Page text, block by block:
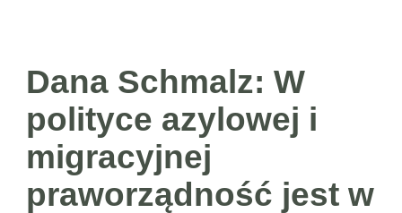
Dana Schmalz: W
polityce azylowej i
migracyjnej
praworządność jest w